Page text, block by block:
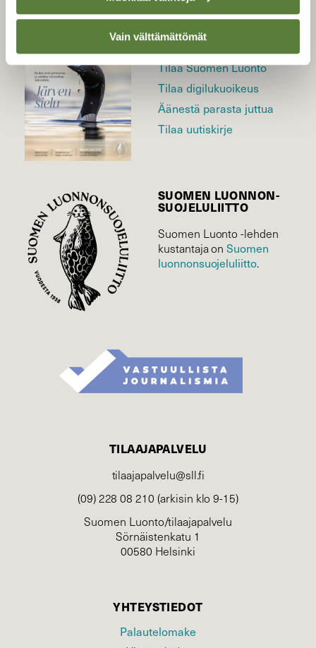
Vain välttämättömät
LEHTI
Uusin lehti
Tilaa Suomen Luonto
Tilaa digilukuoikeus
Äänestä parasta juttua
Tilaa uutiskirje
SUOMEN LUONNON­
SUOJELU­LIITTO
Suomen Luonto -lehden
kustantaja onSuomen
luonnonsuojelu­liitto.
TILAAJAPALVELU
tilaajapalvelu@sll.fi
(09) 228 08 210 (arkisin klo 9-15)
Suomen Luonto/tilaajapalvelu
Sörnäistenkatu 1
00580 Helsinki
YHTEYSTIEDOT
Palautelomake